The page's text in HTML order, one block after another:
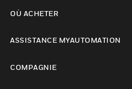
OÙ ACHETER
ASSISTANCE MYAUTOMATION
COMPAGNIE